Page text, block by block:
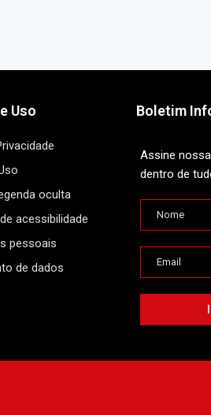
Uso
oculta
acessibilidade
pessoais
de dados
Boletim
Assine
dentro de